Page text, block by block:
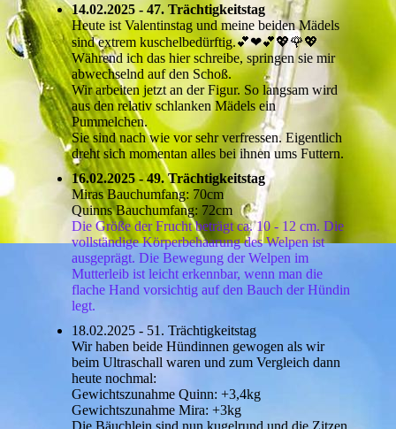
14.02.2025 - 47. Trächtigkeitstag
Heute ist Valentinstag und meine beiden Mädels
sind extrem kuschelbedürftig.💕❤💕💖🌹💖
Während ich das hier schreibe, springen sie mir
abwechselnd auf den Schoß.
Wir arbeiten jetzt an der Figur. So langsam wird
aus den relativ schlanken Mädels ein
Pummelchen.
Sie sind nach wie vor sehr verfressen. Eigentlich
dreht sich momentan alles bei ihnen ums Futtern.
16.02.2025 - 49. Trächtigkeitstag
Miras Bauchumfang: 70cm
Quinns Bauchumfang: 72cm
Die Größe der Frucht beträgt ca. 10 - 12 cm. Die
vollständige Körperbehaarung des Welpen ist
ausgeprägt. Die Bewegung der Welpen im
Mutterleib ist leicht erkennbar, wenn man die
flache Hand vorsichtig auf den Bauch der Hündin
legt.
18.02.2025 - 51. Trächtigkeitstag
Wir haben beide Hündinnen gewogen als wir
beim Ultraschall waren und zum Vergleich dann
heute nochmal:
Gewichtszunahme Quinn: +3,4kg
Gewichtszunahme Mira: +3kg
Die Bäuchlein sind nun kugelrund und die Zitzen